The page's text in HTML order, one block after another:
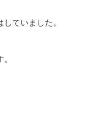
ていました。